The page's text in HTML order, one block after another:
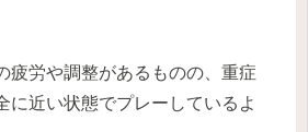
疲労や調整があるものの、重症
に近い状態でプレーしているよ